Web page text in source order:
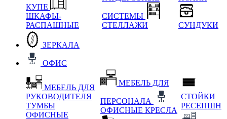
КУПЕ
ШКАФЫ-
РАСПАШНЫЕ
СИСТЕМЫ
СТЕЛЛАЖИ
СУНДУКИ
ЗЕРКАЛА
ОФИС
МЕБЕЛЬ ДЛЯ
РУКОВОДИТЕЛЯ
ТУМБЫ
ОФИСНЫЕ
МЕБЕЛЬ ДЛЯ
ПЕРСОНАЛА
ОФИСНЫЕ КРЕСЛА
СТОЙКИ
РЕСЕПШН